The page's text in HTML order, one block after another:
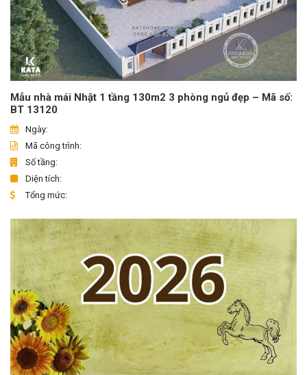
Mẫu nhà mái Nhật 1 tầng 130m2 3 phòng ngủ đẹp – Mã số:
BT 13120
Ngày:
Mã công trình:
Số tầng:
Diện tích:
Tổng mức: